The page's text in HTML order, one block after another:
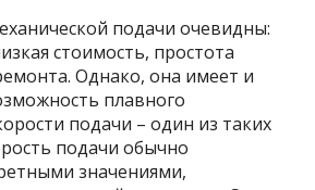
подачи очевидны:
стоимость, простота
Однако, она имеет и
плавного
подачи – один из таких
подачи обычно
значениями,